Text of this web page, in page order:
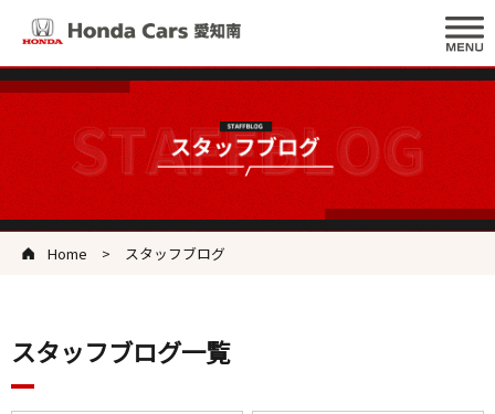
Home スタッフブログ
スタッフブログ一覧